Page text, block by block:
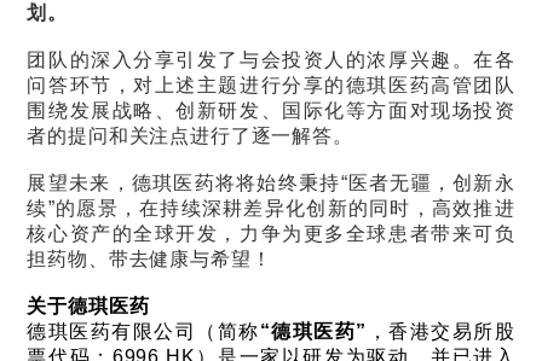
划。
团队的深入分享引发了与会投资人的浓厚兴趣。在各
问答环节，对上述主题进行分享的德琪医药高管团队
围绕发展战略、创新研发、国际化等方面对现场投资
者的提问和关注点进行了逐一解答。
展望未来，德琪医药将将始终秉持“医者无疆，创新永
续”的愿景，在持续深耕差异化创新的同时，高效推进
核心资产的全球开发，力争为更多全球患者带来可负
担药物、带去健康与希望！
关于德琪医药
德琪医药有限公司（简称“德琪医药” ，香港交易所股
票代码：6996.HK）是一家以研发为驱动，并已进入